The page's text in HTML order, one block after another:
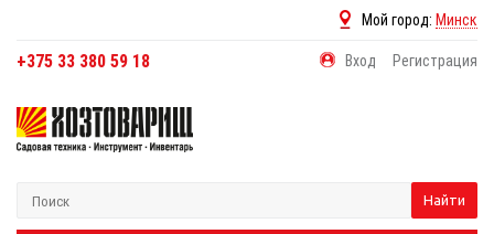
Мой город: Минск
+375 33 380 59 18 Вход Регистрация
Найти